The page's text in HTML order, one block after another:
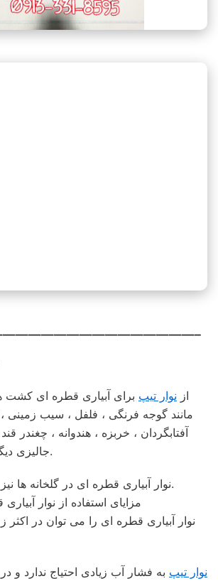
از نوار تیپ برای آبیاری قطره ای
مانند گوجه فرنگی ، فلفل ، سیب زمینی ،
آفتابگردان ، خربزه ، هندوانه ، چغندر
جالیزی دیگر استفاده می شود.
نوار آبیاری قطره ای در گلخانه ها نیز قابل استفاده است.
مزایای استفاده از نوار
نوار آبیاری قطره ای را می توان در اکثر
نوار تیپ به فشار آب زیادی احتیاج ندارد و